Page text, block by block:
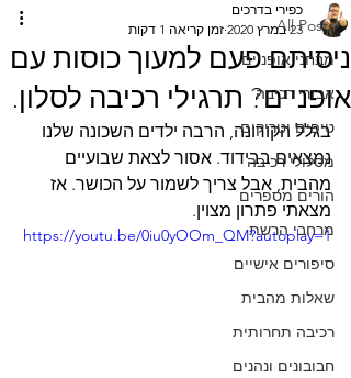
All Posts
מבחני אופניים
אבזרי רכיבה
טיפים וטריקים
מסלולי רכיבה
הורים מספרים
מרחבי הרשת
סיפורים אישיים
שאלות מהבית
רכיבה תחרותית
חבובונים ונהנים
ניסיתם פעם למעוך כוסות עם
אופניים? תרגילי רכיבה לסלון.
כפירי בדרכים
23 במרץ 2020
זמן קריאה 1 דקות
בגלל הקורונה, הרבה ילדים השכונה שלנו
נמצאים בבידוד. אסור לצאת שבועיים
מהבית, אבל צריך לשמור על הכושר. אז
מצאתי פתרון מצוין.
https://youtu.be/0iu0yOOm_QM?autoplay=1